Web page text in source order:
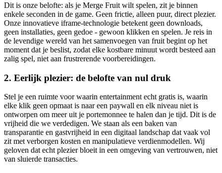
Dit is onze belofte: als je Merge Fruit wilt spelen, zit je binnen
enkele seconden in de game. Geen frictie, alleen puur, direct plezier.
Onze innovatieve iframe-technologie betekent geen downloads,
geen installaties, geen gedoe - gewoon klikken en spelen. Je reis in
de levendige wereld van het samenvoegen van fruit begint op het
moment dat je beslist, zodat elke kostbare minuut wordt besteed aan
zalig spel, niet aan frustrerende voorbereidingen.
2. Eerlijk plezier: de belofte van nul druk
Stel je een ruimte voor waarin entertainment echt gratis is, waarin
elke klik geen opmaat is naar een paywall en elk niveau niet is
ontworpen om meer uit je portemonnee te halen dan je tijd. Dit is de
vrijheid die we verdedigen. We staan als een baken van
transparantie en gastvrijheid in een digitaal landschap dat vaak vol
zit met verborgen kosten en manipulatieve verdienmodellen. Wij
geloven dat echt plezier bloeit in een omgeving van vertrouwen, niet
van sluierde transacties.